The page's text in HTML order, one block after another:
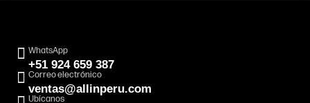
WhatsApp
+51 924 659 387
Correo electrónico
ventas@allinperu.com
Ubícanos